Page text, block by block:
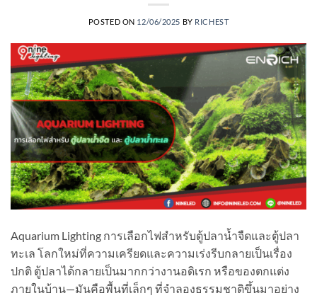
POSTED ON 12/06/2025 BY RICHEST
Aquarium Lighting การเลือกไฟสำหรับตู้ปลาน้ำจืดและตู้ปลา
ทะเล โลกใหม่ที่ความเครียดและความเร่งรีบกลายเป็นเรื่อง
ปกติ ตู้ปลาได้กลายเป็นมากกว่างานอดิเรก หรือของตกแต่ง
ภายในบ้าน—มันคือพื้นที่เล็กๆ ที่จำลองธรรมชาติขึ้นมาอย่าง